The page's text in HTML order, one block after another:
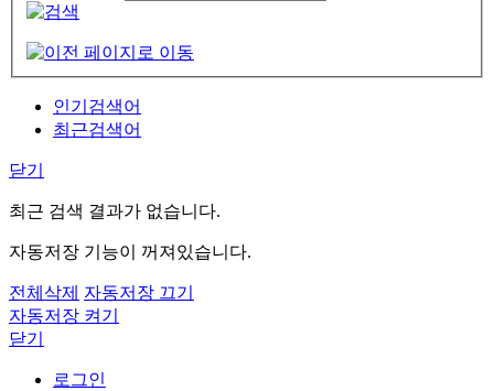
인기검색어
최근검색어
닫기
최근 검색 결과가 없습니다.
자동저장 기능이 꺼져있습니다.
전체삭제 자동저장 끄기
자동저장 켜기
닫기
로그인